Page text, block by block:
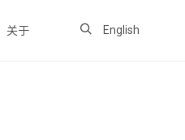
关于 English